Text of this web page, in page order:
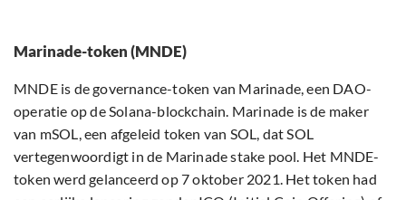
Marinade-token (MNDE)
MNDE is de governance-token van Marinade, een DAO-
operatie op de Solana-blockchain. Marinade is de maker
van mSOL, een afgeleid token van SOL, dat SOL
vertegenwoordigt in de Marinade stake pool. Het MNDE-
token werd gelanceerd op 7 oktober 2021. Het token had